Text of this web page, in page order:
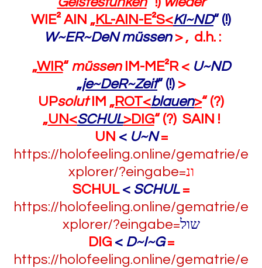
WIE² AIN „KL-AIN-E²S<KI~ND“ (!)
W~ER~DeN müssen > , d.h. :
„WIR“ müssenIM-ME²R < U~ND
„je~DeR~Zeit“ (!) >
UPsolutIM „ROT<blauen>“ (?)
„UN<SCHUL>DIG“ (?) SAIN !
UN < U~N =
https://holofeeling.online/gematrie/e
xplorer/?eingabe=ונ
SCHUL < SCHUL =
https://holofeeling.online/gematrie/e
xplorer/?eingabe=שול
DIG < D~I~G =
https://holofeeling.online/gematrie/e